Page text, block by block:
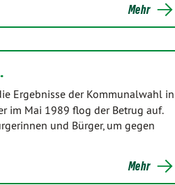
Mehr
Ergebnisse der Kommunalwahl in
im Mai 1989 flog der Betrug auf.
und Bürger, um gegen
Mehr